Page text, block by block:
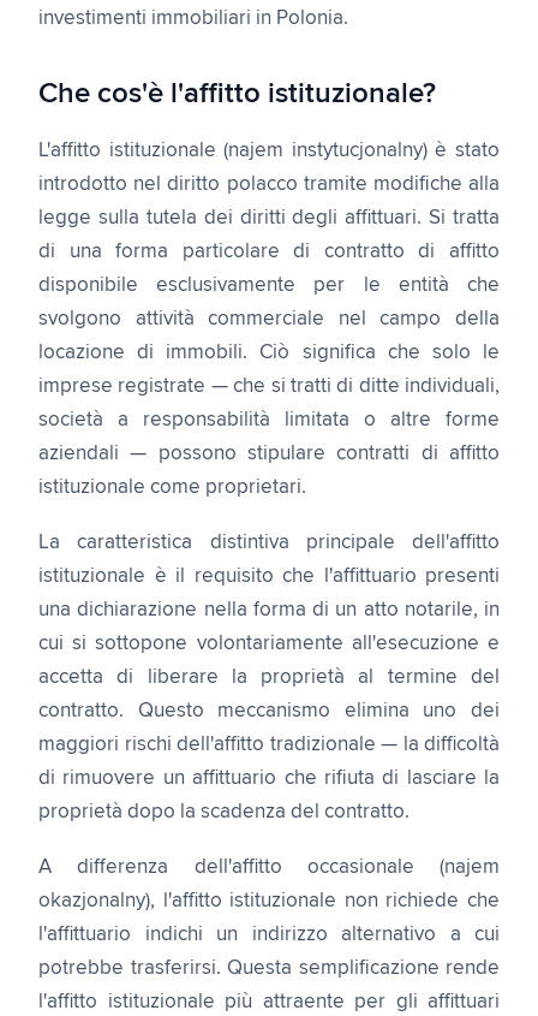
investimenti immobiliari in Polonia.
Che cos'è l'affitto istituzionale?
L'affitto istituzionale (najem instytucjonalny) è stato
introdotto nel diritto polacco tramite modifiche alla
legge sulla tutela dei diritti degli affittuari. Si tratta
di una forma particolare di contratto di affitto
disponibile esclusivamente per le entità che
svolgono attività commerciale nel campo della
locazione di immobili. Ciò significa che solo le
imprese registrate — che si tratti di ditte individuali,
società a responsabilità limitata o altre forme
aziendali — possono stipulare contratti di affitto
istituzionale come proprietari.
La caratteristica distintiva principale dell'affitto
istituzionale è il requisito che l'affittuario presenti
una dichiarazione nella forma di un atto notarile, in
cui si sottopone volontariamente all'esecuzione e
accetta di liberare la proprietà al termine del
contratto. Questo meccanismo elimina uno dei
maggiori rischi dell'affitto tradizionale — la difficoltà
di rimuovere un affittuario che rifiuta di lasciare la
proprietà dopo la scadenza del contratto.
A differenza dell'affitto occasionale (najem
okazjonalny), l'affitto istituzionale non richiede che
l'affittuario indichi un indirizzo alternativo a cui
potrebbe trasferirsi. Questa semplificazione rende
l'affitto istituzionale più attraente per gli affittuari